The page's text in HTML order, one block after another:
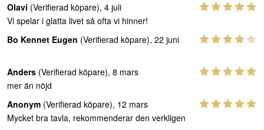
Olavi (Verifierad köpare), 4 juli
Vi spelar i glatta livet så ofta vi hinner!
Bo Kennet Eugen (Verifierad köpare), 22 juni
Anders (Verifierad köpare), 8 mars
mer än nöjd
Anonym (Verifierad köpare), 12 mars
Mycket bra tavla, rekommenderar den verkligen